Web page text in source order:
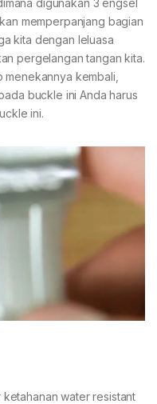
memperpanjang bagian
kita dengan leluasa
pergelangan tangan kita.
kembali,
buckle ini Anda harus
ini.
ketahanan water resistant